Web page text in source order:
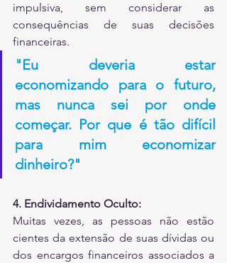
impulsiva, sem considerar as
consequências de suas decisões
financeiras.
"Eu deveria estar
economizando para o futuro,
mas nunca sei por onde
começar. Por que é tão difícil
para mim economizar
dinheiro?"
4. Endividamento Oculto:
Muitas vezes, as pessoas não estão
cientes da extensão de suas dívidas ou
dos encargos financeiros associados a